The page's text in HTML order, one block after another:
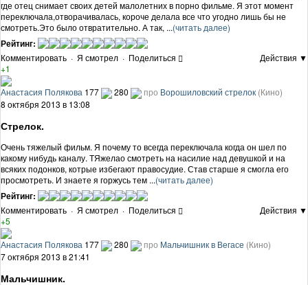
где отец снимает своих детей малолетних в порно фильме. Я этот момент
переключала,отворачивалась, короче делала все что угодно лишь бы не
смотреть.Это было отвратительно. А так, ...(читать далее)
Рейтинг:
Комментировать · Я смотрел · Поделиться
Действия ▼
+1
Анастасия Полякова 177 280 про Ворошиловский стрелок (Кино)
8 октября 2013 в 13:08
Стрелок.
Очень тяжелый фильм. Я почему то всегда переключала когда он шел по
какому нибудь каналу. ТЯжелао смотреть на насилие над девушкой и на
всяких подонков, котрые избегают правосудие. Став старше я смогла его
просмотреть. И знаете я горжусь тем ...(читать далее)
Рейтинг:
Комментировать · Я смотрел · Поделиться
Действия ▼
+5
Анастасия Полякова 177 280 про Мальчишник в Вегасе (Кино)
7 октября 2013 в 21:41
Мальчишник.